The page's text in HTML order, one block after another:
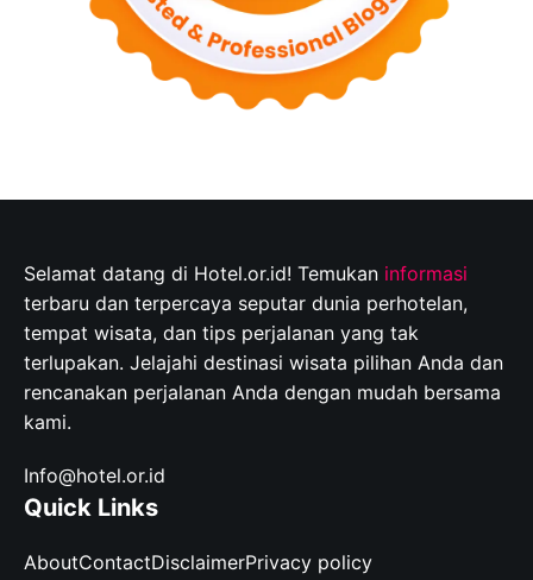
Selamat datang di Hotel.or.id! Temukan informasi
terbaru dan terpercaya seputar dunia perhotelan,
tempat wisata, dan tips perjalanan yang tak
terlupakan. Jelajahi destinasi wisata pilihan Anda dan
rencanakan perjalanan Anda dengan mudah bersama
kami.
Info@hotel.or.id
Quick Links
AboutContactDisclaimerPrivacy policy